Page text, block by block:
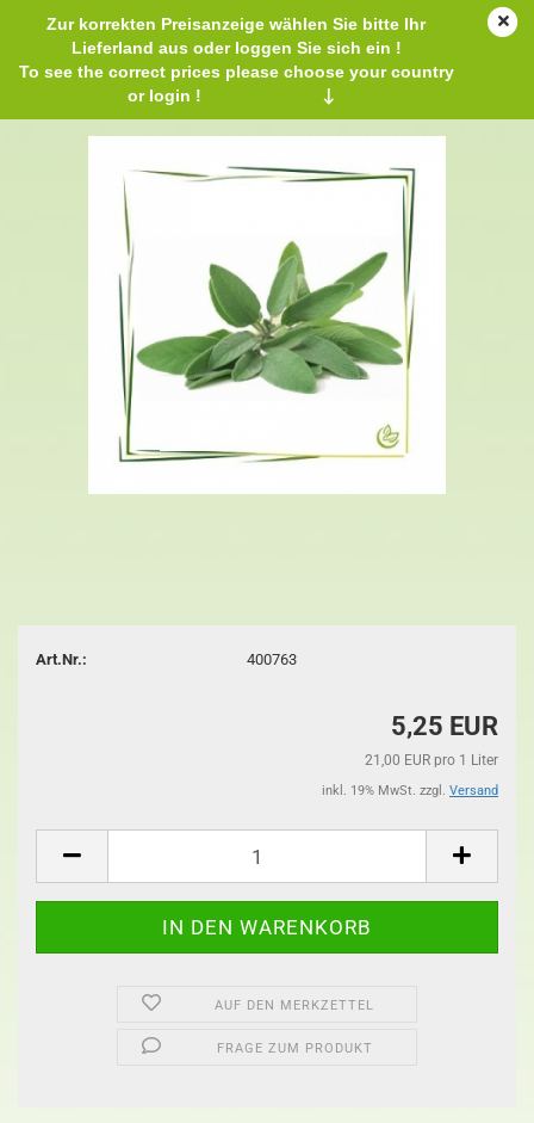
Zur korrekten Preisanzeige wählen Sie bitte Ihr
Lieferland aus oder loggen Sie sich ein !
To see the correct prices please choose your country
or login !
↓
Hydrolat Salbei BIO 250 ml
Art.Nr.: 400763
5,25 EUR
21,00 EUR pro 1 Liter
inkl. 19% MwSt. zzgl. Versand
AUF DEN MERKZETTEL
FRAGE ZUM PRODUKT